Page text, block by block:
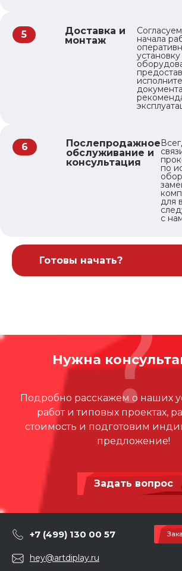
5
Доставка и
монтаж
начала
установку
6
Послепродажное
обслуживание и
консультация
по
для
с
Готовы начать?
Нужна
Подробно расскажем о наших
работ и типовых проектах,
стоимость и подготовим
предложение!
Задать вопрос
+7 (499) 130 00 57
hey@artdiplay.ru